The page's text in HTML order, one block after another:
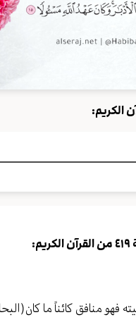
منافق كائناً ما كان(البحار ج ٧٢